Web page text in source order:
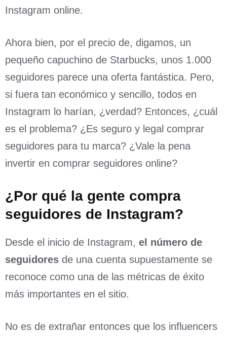
Instagram online.
Ahora bien, por el precio de, digamos, un
pequeño capuchino de Starbucks, unos 1.000
seguidores parece una oferta fantástica. Pero,
si fuera tan económico y sencillo, todos en
Instagram lo harían, ¿verdad? Entonces, ¿cuál
es el problema? ¿Es seguro y legal comprar
seguidores para tu marca? ¿Vale la pena
invertir en comprar seguidores online?
¿Por qué la gente compra
seguidores de Instagram?
Desde el inicio de Instagram, el número de
seguidores de una cuenta supuestamente se
reconoce como una de las métricas de éxito
más importantes en el sitio.
No es de extrañar entonces que los influencers